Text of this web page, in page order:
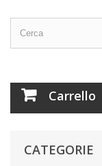
Carrello
CATEGORIE